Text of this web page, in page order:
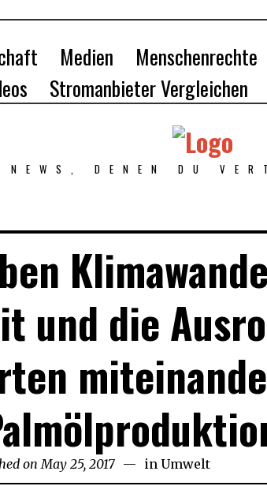
Medien Menschenrechte
Stromanbieter Vergleichen
NEWS, DENEN DU
und die
on May 25, 2017May in Umwelt